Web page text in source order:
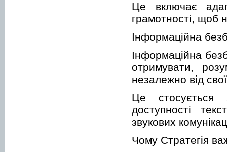
Це включає
грамотності, щоб
Інформаційна
Інформаційна
отримувати,
незалежно від
Це стосується
доступності
звукових
Чому Стратегія